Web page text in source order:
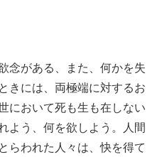
念がある、また、何かを失
きには、両極端に対するお
において死も生も在しない
よう、何を欲しよう。人間
らわれた人々は、快を得て